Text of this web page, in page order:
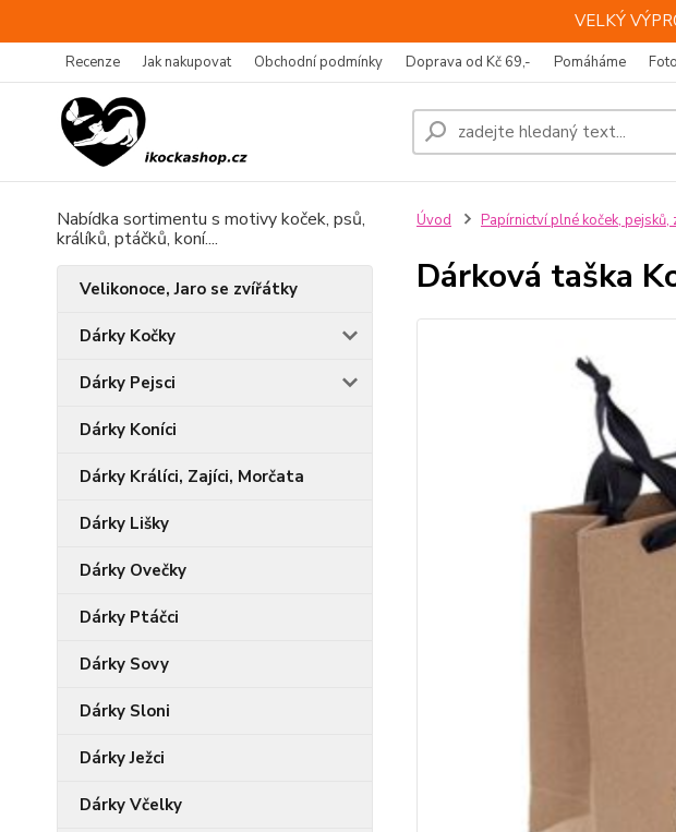
VELKÝ
Recenze Jak nakupovat Obchodní podmínky Doprava od Kč 69,- Pomáháme
Nabídka sortimentu s motivy koček, psů,
králíků, ptáčků, koní....
Velikonoce, Jaro se zvířátky
Dárky Kočky
Dárky Pejsci
Dárky Koníci
Dárky Králíci, Zajíci, Morčata
Dárky Lišky
Dárky Ovečky
Dárky Ptáčci
Dárky Sovy
Dárky Sloni
Dárky Ježci
Dárky Včelky
Úvod Papírnictví plné koček, pejsků,
Dárková taška